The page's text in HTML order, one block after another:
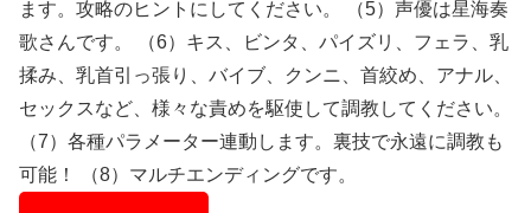
ます。攻略のヒントにしてください。 （5）声優は星海奏
歌さんです。 （6）キス、ビンタ、パイズリ、フェラ、乳
揉み、乳首引っ張り、バイブ、クンニ、首絞め、アナル、
セックスなど、様々な責めを駆使して調教してください。
（7）各種パラメーター連動します。裏技で永遠に調教も
可能！ （8）マルチエンディングです。